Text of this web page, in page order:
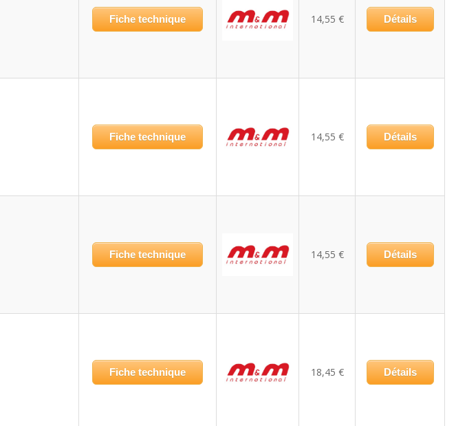
Fiche technique 14,55 € Détails
Fiche technique 14,55 € Détails
Fiche technique 14,55 € Détails
Fiche technique 18,45 € Détails